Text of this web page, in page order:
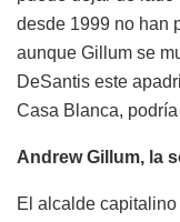
desde 1999 no han
aunque Gillum se
DeSantis este
Casa Blanca,
Andrew Gillum, la
El alcalde